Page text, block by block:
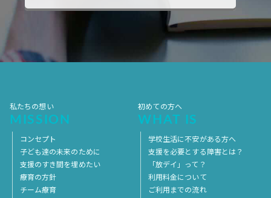
2017年10月 2017年9月 2017年8月
2017年5月
2017年4月
私たちの想い
MISSION
コンセプト
子ども達の未来のために
支援のすき間を埋めたい
療育の方針
チーム療育
初めての方へ
WHAT IS
学校生活に不安がある方へ
支援を必要とする障害とは？
「放デイ」って？
利用料金について
ご利用までの流れ